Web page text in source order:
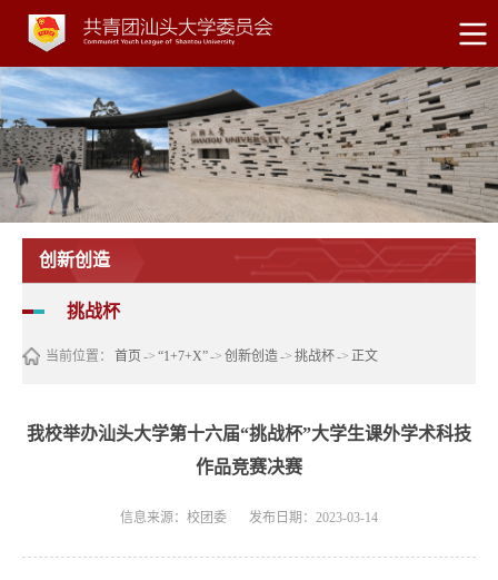
创新创造
挑战杯
当前位置： 首页 -> “1+7+X”-> 创新创造-> 挑战杯-> 正文
我校举办汕头大学第十六届“挑战杯”大学生课外学术科技
作品竞赛决赛
信息来源：校团委 发布日期：2023-03-14